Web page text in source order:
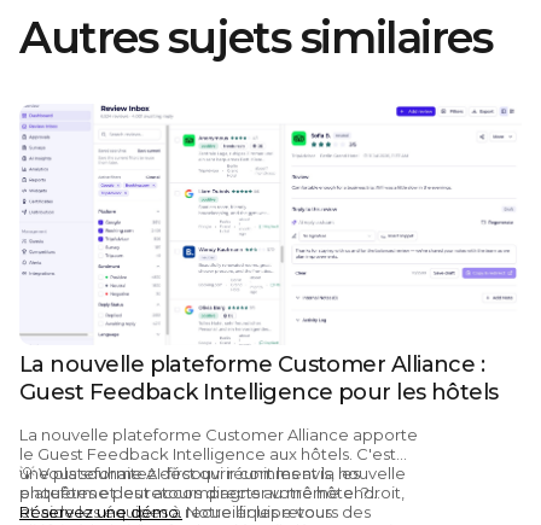
Autres sujets similaires
La nouvelle plateforme Customer Alliance :
Guest Feedback Intelligence pour les hôtels
La nouvelle plateforme Customer Alliance apporte
le Guest Feedback Intelligence aux hôtels. C'est
une plateforme AI-first qui réunit les avis, les
enquêtes et les retours directs au même endroit,
et aide les équipes à recueillir les retours des
💡Vous souhaitez découvrir comment la nouvelle
plateforme peut accompagner votre hôtel ?
Réservez une démo. Notre équipe vous